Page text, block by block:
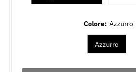
Colore: Azzurro
Azzurro